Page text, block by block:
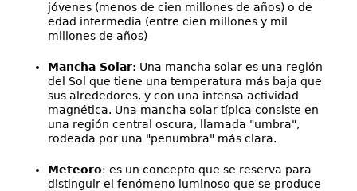
jóvenes (menos de cien millones de años) o de
edad intermedia (entre cien millones y mil
millones de años)
Mancha Solar: Una mancha solar es una región
del Sol que tiene una temperatura más baja que
sus alrededores, y con una intensa actividad
magnética. Una mancha solar típica consiste en
una región central oscura, llamada "umbra",
rodeada por una "penumbra" más clara.
Meteoro: es un concepto que se reserva para
distinguir el fenómeno luminoso que se produce